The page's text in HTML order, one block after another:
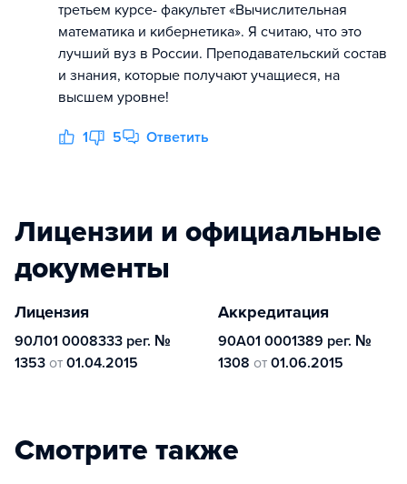
третьем курсе- факультет «Вычислительная
математика и кибернетика». Я считаю, что это
лучший вуз в России. Преподавательский состав
и знания, которые получают учащиеся, на
высшем уровне!
1 5 Ответить
Лицензии и официальные
документы
Лицензия
90Л01 0008333 рег. №
1353 от 01.04.2015
Аккредитация
90А01 0001389 рег. №
1308 от 01.06.2015
Смотрите также